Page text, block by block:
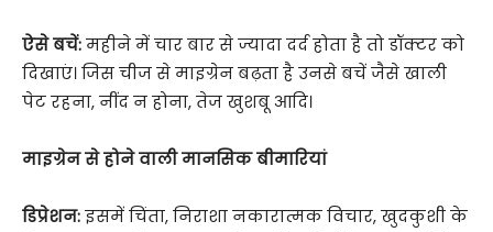
ऐसे बचें:महीने में चार बार से ज्यादा दर्द होता है तो डॉक्टर को
दिखाएं। जिस चीज से माइग्रेन बढ़ता है उनसे बचें जैसे खाली
पेट रहना, नींद न होना, तेज खुशबू आदि।
माइग्रेन से होने वाली मानसिक बीमारियां
डिप्रेशन:इसमें चिंता, निराशा नकारात्मक विचार, खुदकुशी के